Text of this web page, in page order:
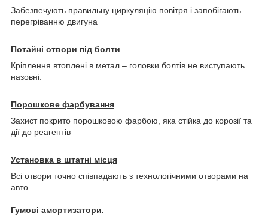
Забезпечують правильну циркуляцію повітря і запобігають
перегріванню двигуна
Потайні отвори під болти
Кріплення втоплені в метал – головки болтів не виступають
назовні.
Порошкове фарбування
Захист покрито порошковою фарбою, яка стійка до корозії та
дії до реагентів
Установка в штатні місця
Всі отвори точно співпадають з технологічними отворами на
авто
Гумові амортизатори.